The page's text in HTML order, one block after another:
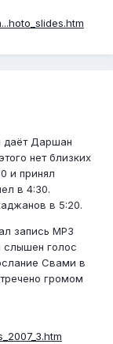
даёт Даршан
нет близких
и принял
в 4:30.
в 5:20.
запись МР3
слышен голос
Свами в
громом